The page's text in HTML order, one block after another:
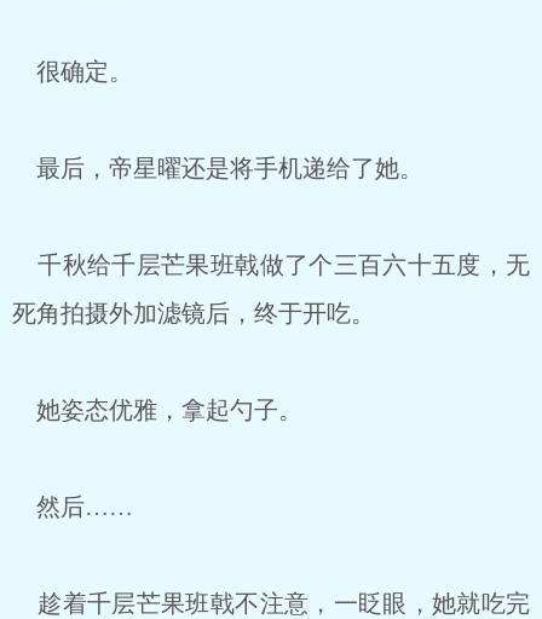
很确定。
最后，帝星曜还是将手机递给了她。
千秋给千层芒果班戟做了个三百六十五度，无
死角拍摄外加滤镜后，终于开吃。
她姿态优雅，拿起勺子。
然后……
趁着千层芒果班戟不注意，一眨眼，她就吃完